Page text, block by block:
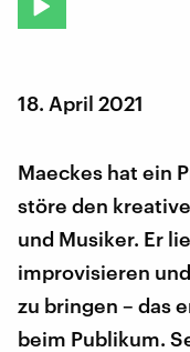
18. April 2021
Maeckes hat ein
störe den
und Musiker. Er
improvisieren
zu bringen – das
beim Publikum.